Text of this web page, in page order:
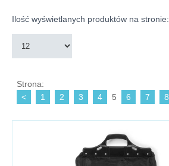
Ilość wyświetlanych produktów na stronie:
Strona:
<
1 2 3 4 5 6 7 8